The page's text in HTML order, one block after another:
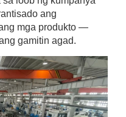
ang
mga produkto —
gamitin agad.